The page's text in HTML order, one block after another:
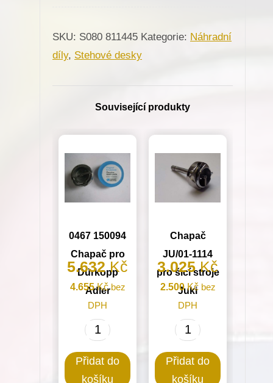
prádlo
pro
množství
SKU: S080 811445 Kategorie: Náhradní
díly, Stehové desky
Související produkty
0467 150094
Chapač pro
Dürkopp
Adler
5.632Kč
4.655Kčbez
DPH
0467
Chapač
Přidat do
košíku
Chapač
JU/01-1114
pro šicí stroje
Juki
3.025Kč
2.500Kčbez
DPH
Chapač
1114
Přidat do
košíku